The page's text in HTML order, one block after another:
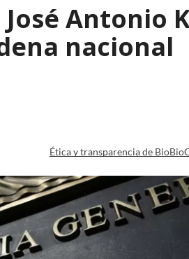
Antonio
nacional
Ética y transparencia de